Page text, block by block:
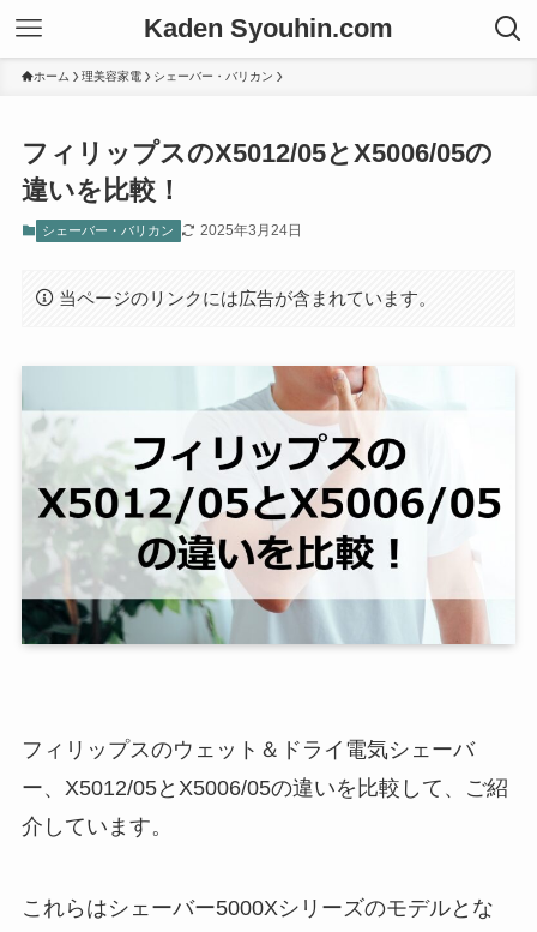
Kaden Syouhin.com
ホーム 理美容家電 シェーバー・バリカン
フィリップスのX5012/05とX5006/05の
違いを比較！
シェーバー・バリカン 2025年3月24日
当ページのリンクには広告が含まれています。
フィリップスのウェット＆ドライ電気シェーバ
ー、X5012/05とX5006/05の違いを比較して、ご紹
介しています。
これらはシェーバー5000Xシリーズのモデルとな